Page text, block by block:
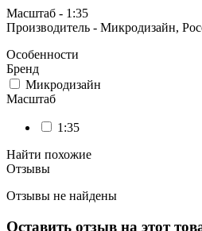
Масштаб - 1:35
Производитель - Микродизайн,
Особенности
Бренд
Микродизайн
Масштаб
1:35
Найти похожие
Отзывы
Отзывы не найдены
Оставить отзыв на этот